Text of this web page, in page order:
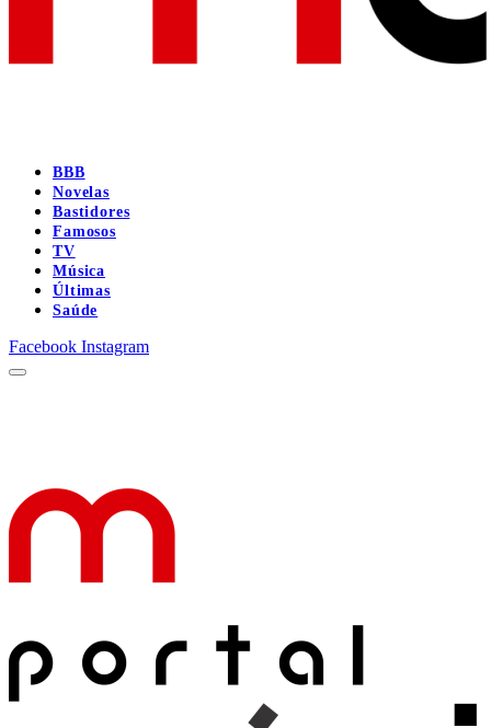
BBB
Novelas
Bastidores
Famosos
TV
Música
Últimas
Saúde
Facebook Instagram